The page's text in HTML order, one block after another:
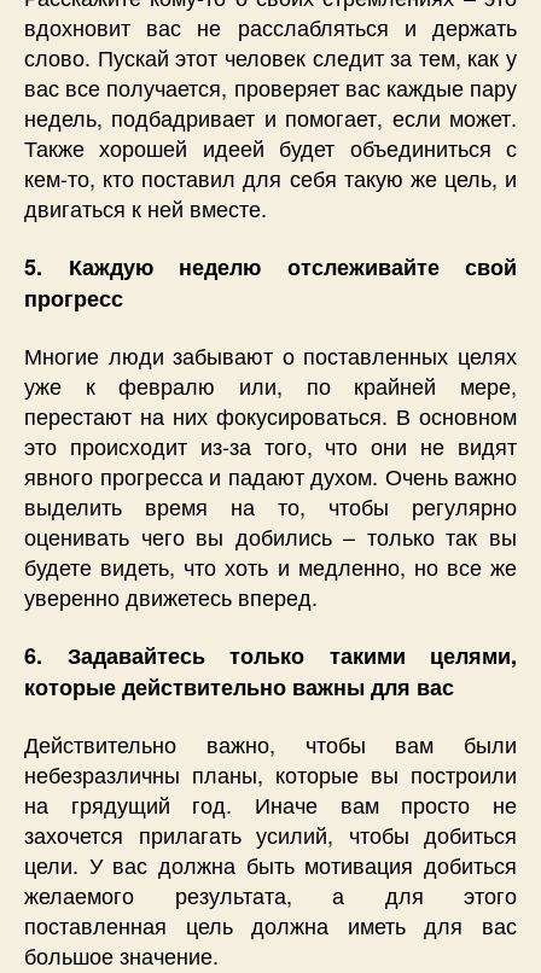
вдохновит вас не расслабляться и держать
слово. Пускай этот человек следит за тем, как у
вас все получается, проверяет вас каждые пару
недель, подбадривает и помогает, если может.
Также хорошей идеей будет объединиться с
кем-то, кто поставил для себя такую же цель, и
двигаться к ней вместе.
5. Каждую неделю отслеживайте свой
прогресс
Многие люди забывают о поставленных целях
уже к февралю или, по крайней мере,
перестают на них фокусироваться. В основном
это происходит из-за того, что они не видят
явного прогресса и падают духом. Очень важно
выделить время на то, чтобы регулярно
оценивать чего вы добились – только так вы
будете видеть, что хоть и медленно, но все же
уверенно движетесь вперед.
6. Задавайтесь только такими целями,
которые действительно важны для вас
Действительно важно, чтобы вам были
небезразличны планы, которые вы построили
на грядущий год. Иначе вам просто не
захочется прилагать усилий, чтобы добиться
цели. У вас должна быть мотивация добиться
желаемого результата, а для этого
поставленная цель должна иметь для вас
большое значение.